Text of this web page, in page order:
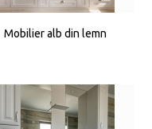
Mobilier alb din lemn